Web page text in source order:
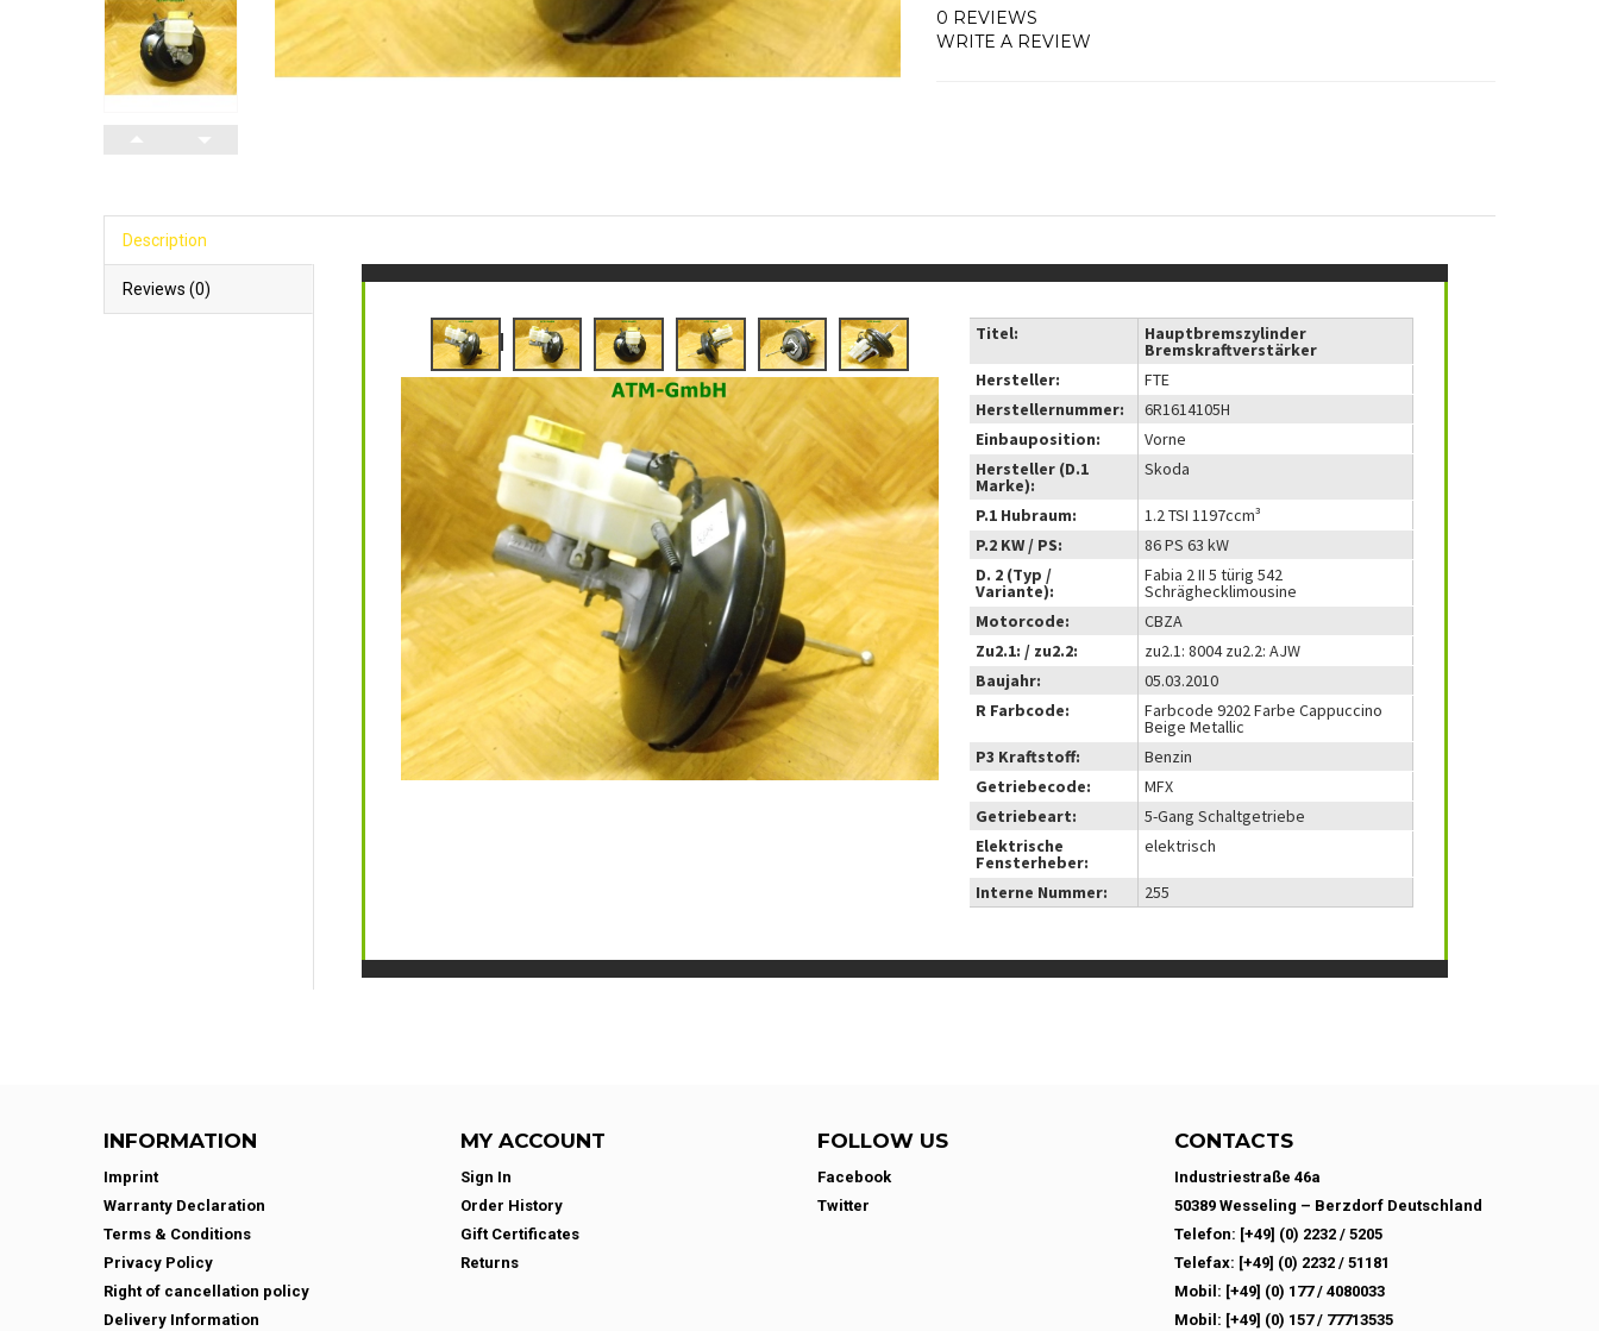
0 REVIEWS
WRITE A REVIEW
Description
Reviews (0)
Titel: Hauptbremszylinder
Bremskraftverstärker
Hersteller:
FTE
Herstellernummer:
6R1614105H
Einbauposition:
Vorne
Hersteller (D.1
Marke):
Skoda
P.1 Hubraum:
1.2 TSI 1197ccm³
P.2 KW / PS:
86 PS 63 kW
D. 2 (Typ /
Variante):
Fabia 2 II 5 türig 542
Schräghecklimousine
Motorcode:
CBZA
Zu2.1: / zu2.2:
zu2.1: 8004 zu2.2: AJW
Baujahr:
05.03.2010
R Farbcode:
Farbcode 9202 Farbe Cappuccino
Beige Metallic
P3 Kraftstoff:
Benzin
Getriebecode:
MFX
Getriebeart:
5-Gang Schaltgetriebe
Elektrische
Fensterheber:
elektrisch
Interne Nummer: 255
INFORMATION
Imprint
Warranty Declaration
Terms & Conditions
Privacy Policy
Right of cancellation policy
Delivery Information
MY ACCOUNT
Sign In
Order History
Gift Certificates
Returns
FOLLOW US
Facebook
Twitter
CONTACTS
Industriestraße 46a
50389 Wesseling – Berzdorf Deutschland
Telefon: [+49] (0) 2232 / 5205
Telefax: [+49] (0) 2232 / 51181
Mobil: [+49] (0) 177 / 4080033
Mobil: [+49] (0) 157 / 77713535